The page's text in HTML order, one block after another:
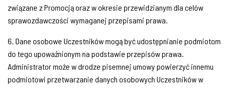
związane z Promocją oraz w okresie przewidzianym dla celów
sprawozdawczości wymaganej przepisami prawa.
6. Dane osobowe Uczestników mogą być udostępnianie podmiotom
do tego upoważnionym na podstawie przepisów prawa.
Administrator może w drodze pisemnej umowy powierzyć innemu
podmiotowi przetwarzanie danych osobowych Uczestników w